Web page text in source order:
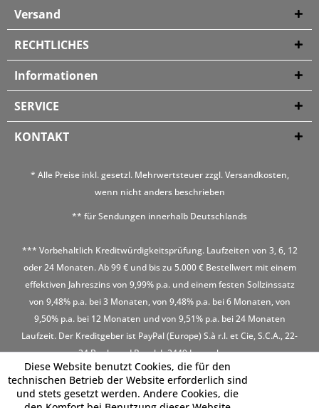
Versand
RECHTLICHES
Informationen
SERVICE
KONTAKT
* Alle Preise inkl. gesetzl. Mehrwertsteuer zzgl.Versandkosten,
wenn nicht anders beschrieben
** für Sendungen innerhalb Deutschlands
*** Vorbehaltlich Kreditwürdigkeitsprüfung. Laufzeiten von 3, 6, 12
oder 24 Monaten. Ab 99 € und bis zu 5.000 € Bestellwert mit einem
effektiven Jahreszins von 9,99% p.a. und einem festen Sollzinssatz
von 9,48% p.a. bei 3 Monaten, von 9,48% p.a. bei 6 Monaten, von
9,50% p.a. bei 12 Monaten und von 9,51% p.a. bei 24 Monaten
Laufzeit. Der Kreditgeber ist PayPal (Europe) S.à r.l. et Cie, S.C.A., 22-
24 Boulevard Royal, L-2449 Luxembourg
Diese Website benutzt Cookies, die für den
technischen Betrieb der Website erforderlich sind
und stets gesetzt werden. Andere Cookies, die